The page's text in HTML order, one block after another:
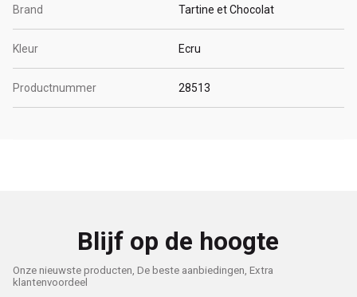
Brand Tartine et Chocolat
Kleur Ecru
Productnummer 28513
Blijf op de hoogte
Onze nieuwste producten, De beste aanbiedingen, Extra
klantenvoordeel